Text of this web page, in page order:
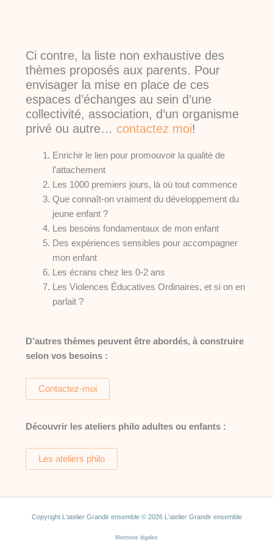
Ci contre, la liste non exhaustive des
thèmes proposés aux parents. Pour
envisager la mise en place de ces
espaces d’échanges au sein d’une
collectivité, association, d’un organisme
privé ou autre… contactez moi!
Enrichir le lien pour promouvoir la qualité de
l’attachement
Les 1000 premiers jours, là où tout commence
Que connaît-on vraiment du développement du
jeune enfant ?
Les besoins fondamentaux de mon enfant
Des expériences sensibles pour accompagner
mon enfant
Les écrans chez les 0-2 ans
Les Violences Éducatives Ordinaires, et si on en
parlait ?
D’autres thèmes peuvent être abordés, à construire
selon vos besoins :
Contactez-moi
Découvrir les ateliers philo adultes ou enfants :
Les ateliers philo
Copyright L'atelier Grandir ensemble © 2026 L'atelier Grandir ensemble
Mentions légales